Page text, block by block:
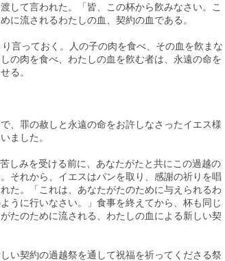
して言われた。「皆、この杯から飮みなさい。こ
に流されるわたしの血、契約の血である。
言っておく。人の子の肉を食べ、その血を飮まな
の肉を食べ、わたしの血を飮む者は、永遠の命を
る。
、罪の赦しと永遠の命をお許しなさったイエス様
ました。
しみを受ける前に、あなたがたと共にこの過越の
それから、イエスはパンを取り、感謝の祈りを唱
た。「これは、あなたがたのために与えられるわ
うに行いなさい。」食事を終えてから、杯も同じ
たのために流される、わたしの血による新しい契
い契約の過越祭を通して祝福を祈ってくださる祭